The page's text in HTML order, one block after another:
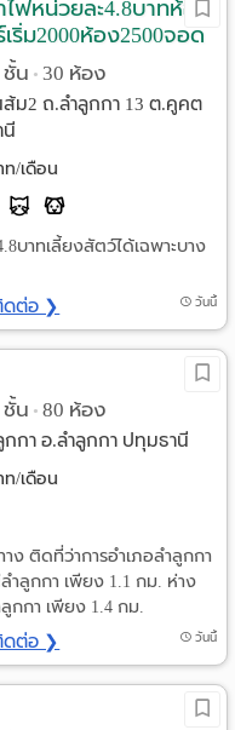
ฟหน่วยละ4.8บาทห้อง
ริ่ม2000ห้อง2500จอด
ชั้น • 30 ห้อง
ม2 ถ.ลำลูกกา 13 ต.คูคต
นี
ท/เดือน
บาทเลี้ยงสัตว์ได้เฉพาะบาง
ดต่อ ❯ วันนี้
ชั้น • 80 ห้อง
กกา อ.ลำลูกกา ปทุมธานี
ท/เดือน
ง ติดที่ว่าการอำเภอลำลูกกา
ำลูกกา เพียง 1.1 กม. ห่าง
กกา เพียง 1.4 กม.
ดต่อ ❯ วันนี้